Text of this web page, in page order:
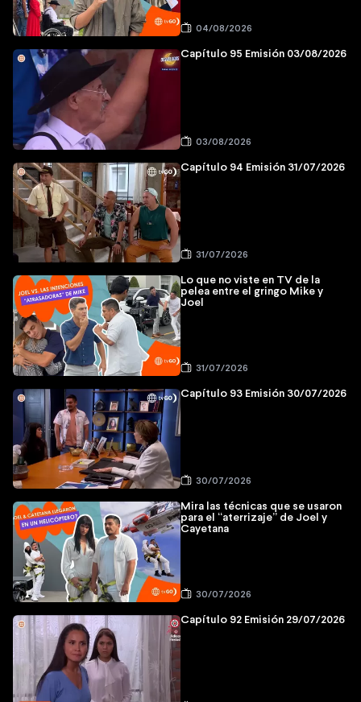
04/08/2026
Capítulo 95 Emisión 03/08/2026
03/08/2026
Capítulo 94 Emisión 31/07/2026
31/07/2026
Lo que no viste en TV de la
pelea entre el gringo Mike y
Joel
31/07/2026
Capítulo 93 Emisión 30/07/2026
30/07/2026
Mira las técnicas que se usaron
para el “aterrizaje” de Joel y
Cayetana
30/07/2026
Capítulo 92 Emisión 29/07/2026